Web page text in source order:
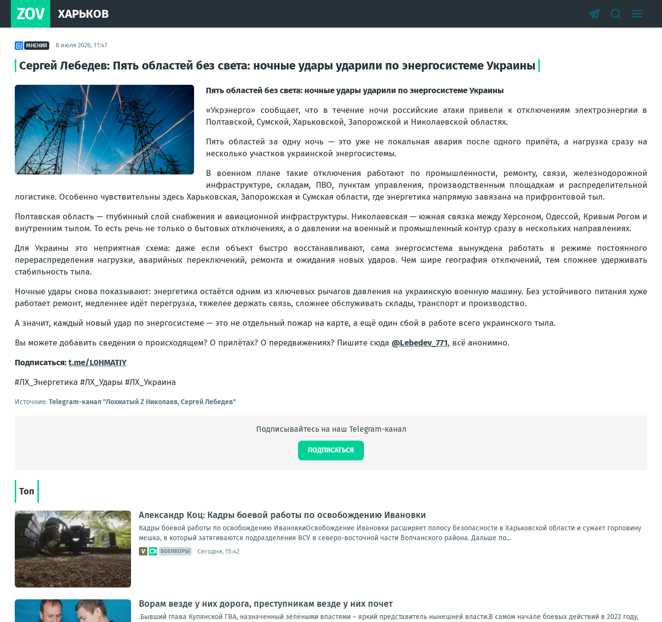
ZOV ХАРЬКОВ
МНЕНИЯ 8 июля 2026, 11:47
Сергей Лебедев: Пять областей без света: ночные удары ударили по энергосистеме Украины
Пять областей без света: ночные удары ударили по энергосистеме Украины
«Укрэнерго» сообщает, что в течение ночи российские атаки привели к отключениям электроэнергии в
Полтавской, Сумской, Харьковской, Запорожской и Николаевской областях.
Пять областей за одну ночь — это уже не локальная авария после одного прилёта, а нагрузка сразу на
несколько участков украинской энергосистемы.
В военном плане такие отключения работают по промышленности, ремонту, связи, железнодорожной
инфраструктуре, складам, ПВО, пунктам управления, производственным площадкам и распределительной
логистике. Особенно чувствительны здесь Харьковская, Запорожская и Сумская области, где энергетика напрямую завязана на прифронтовой тыл.
Полтавская область — глубинный слой снабжения и авиационной инфраструктуры. Николаевская — южная связка между Херсоном, Одессой, Кривым Рогом и
внутренним тылом. То есть речь не только о бытовых отключениях, а о давлении на военный и промышленный контур сразу в нескольких направлениях.
Для Украины это неприятная схема: даже если объект быстро восстанавливают, сама энергосистема вынуждена работать в режиме постоянного
перераспределения нагрузки, аварийных переключений, ремонта и ожидания новых ударов. Чем шире география отключений, тем сложнее удерживать
стабильность тыла.
Ночные удары снова показывают: энергетика остаётся одним из ключевых рычагов давления на украинскую военную машину. Без устойчивого питания хуже
работает ремонт, медленнее идёт перегрузка, тяжелее держать связь, сложнее обслуживать склады, транспорт и производство.
А значит, каждый новый удар по энергосистеме — это не отдельный пожар на карте, а ещё один сбой в работе всего украинского тыла.
Вы можете добавить сведения о происходящем? О прилётах? О передвижениях? Пишите сюда @Lebedev_771, всё анонимно.
Подписаться:t.me/L0HMATIY
#ЛХ_Энергетика #ЛХ_Удары #ЛХ_Украина
Источник: Telegram-канал "Лохматый Z Николаев, Сергей Лебедев"
Подписывайтесь на наш Telegram-канал
ПОДПИСАТЬСЯ
Топ
Александр Коц: Кадры боевой работы по освобождению Ивановки
Кадры боевой работы по освобождению ИвановкиОсвобождение Ивановки расширяет полосу безопасности в Харьковской области и сужает горловину
мешка, в который затягиваются подразделения ВСУ в северо-восточной части Волчанского района. Дальше по...
ВОЕНКОРЫ Сегодня, 15:42
Ворам везде у них дорога, преступникам везде у них почет
.Бывший глава Купянской ГВА, назначенный зелёными властями – яркий представитель нынешней власти.В самом начале боевых действий в 2022 году,